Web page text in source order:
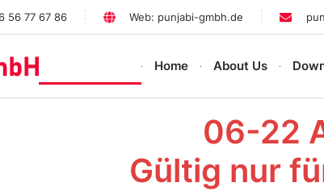
56 77 67 86 Web: punjabi-gmbh.de
Home About Us
06-22
Gültig nur